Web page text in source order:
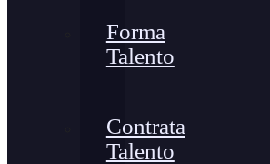
Forma
Talento
Contrata
Talento